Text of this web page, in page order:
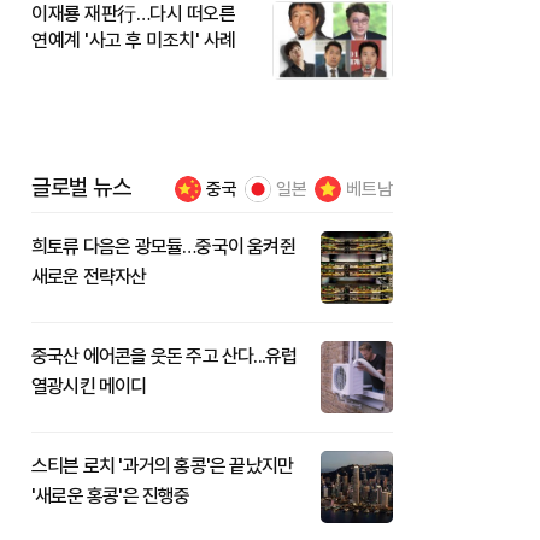
이재룡 재판行…다시 떠오른
연예계 '사고 후 미조치' 사례
글로벌 뉴스 중국 일본 베트남
희토류 다음은 광모듈…중국이 움켜쥔
새로운 전략자산
중국산 에어콘을 웃돈 주고 산다...유럽
열광시킨 메이디
스티븐 로치 '과거의 홍콩'은 끝났지만
'새로운 홍콩'은 진행중